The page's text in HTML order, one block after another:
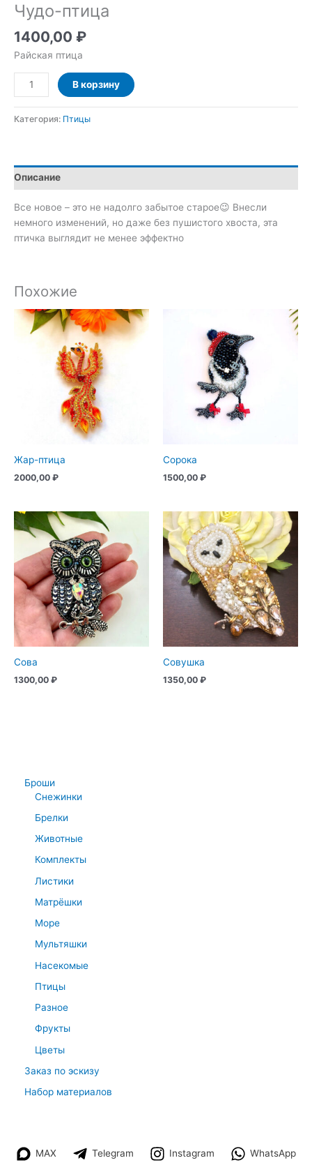
Броши
Снежинки
Брелки
Животные
Комплекты
Листики
Матрёшки
Море
Мультяшки
Насекомые
Птицы
Разное
Фрукты
Цветы
Заказ по эскизу
Набор материалов
Чудо-птица
1400,00 ₽
Райская птица
Количество
товара
Чудо-
птица
В корзину
Категория: Птицы
Описание
Все новое – это не надолго забытое старое😉 Внесли
немного изменений, но даже без пушистого хвоста, эта
птичка выглядит не менее эффектно
Похожие
Жар-птица
2000,00 ₽
Сорока
1500,00 ₽
Сова
1300,00 ₽
Совушка
1350,00 ₽
MAX Telegram Instagram WhatsApp